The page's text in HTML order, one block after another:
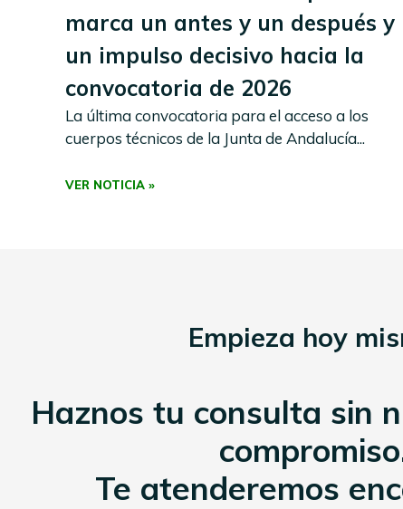
marca un antes y un después y
un impulso decisivo hacia la
convocatoria de 2026
La última convocatoria para el acceso a los
cuerpos técnicos de la Junta de Andalucía...
VER NOTICIA »
Empieza hoy
Haznos tu consulta sin
Te atenderemos